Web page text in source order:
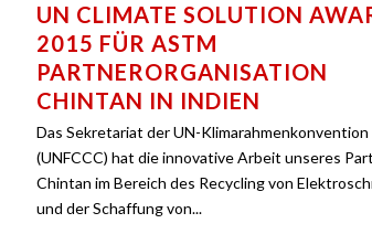
UN CLIMATE SOLUTION
2015 FÜR ASTM
PARTNERORGANISATION
CHINTAN IN INDIEN
Das Sekretariat der UN-Klimarahmenkonvention
(UNFCCC) hat die innovative Arbeit unseres
Chintan im Bereich des Recycling von
und der Schaffung von...